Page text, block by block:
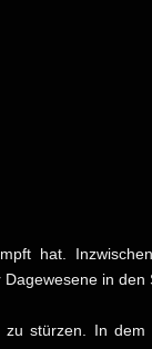
hat.
in den
stürzen. In